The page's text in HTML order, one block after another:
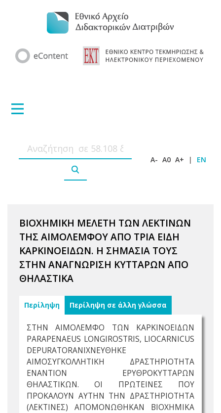
A- A0 A+ | EN
ΒΙΟΧΗΜΙΚΗ ΜΕΛΕΤΗ ΤΩΝ ΛΕΚΤΙΝΩΝ
ΤΗΣ ΑΙΜΟΛΕΜΦΟΥ ΑΠΟ ΤΡΙΑ ΕΙΔΗ
ΚΑΡΚΙΝΟΕΙΔΩΝ. Η ΣΗΜΑΣΙΑ ΤΟΥΣ
ΣΤΗΝ ΑΝΑΓΝΩΡΙΣΗ ΚΥΤΤΑΡΩΝ ΑΠΟ
ΘΗΛΑΣΤΙΚΑ
Περίληψη Περίληψη σε άλλη γλώσσα
ΣΤΗΝ ΑΙΜΟΛΕΜΦΟ ΤΩΝ ΚΑΡΚΙΝΟΕΙΔΩΝ
PARAPENAEUS LONGIROSTRIS, LIOCARNICUS
DEPURATORΑΝΙΧΝΕΥΘΗΚΕ
ΑΙΜΟΣΥΓΚΟΛΛΗΤΙΚΗ ΔΡΑΣΤΗΡΙΟΤΗΤΑ
ΕΝΑΝΤΙΟΝ ΕΡΥΘΡΟΚΥΤΤΑΡΩΝ
ΘΗΛΑΣΤΙΚΩΝ. ΟΙ ΠΡΩΤΕΙΝΕΣ ΠΟΥ
ΠΡΟΚΑΛΟΥΝ ΑΥΤΗΝ ΤΗΝ ΔΡΑΣΤΗΡΙΟΤΗΤΑ
(ΛΕΚΤΙΝΕΣ) ΑΠΟΜΟΝΩΘΗΚΑΝ ΒΙΟΧΗΜΙΚΑ